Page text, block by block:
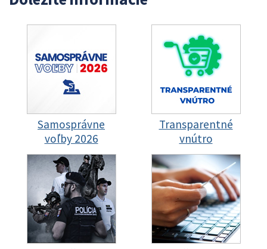
Samosprávne
voľby 2026
Transparentné
vnútro